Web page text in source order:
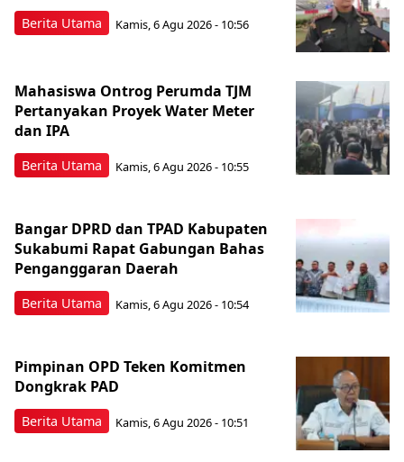
Berita Utama Kamis, 6 Agu 2026 - 10:56
Berita Utama
Mahasiswa Ontrog Perumda TJM
Pertanyakan Proyek Water Meter
dan IPA
Kamis, 6 Agu 2026 - 10:55
Berita Utama
Bangar DPRD dan TPAD Kabupaten
Sukabumi Rapat Gabungan Bahas
Penganggaran Daerah
Kamis, 6 Agu 2026 - 10:54
Berita Utama
Pimpinan OPD Teken Komitmen
Dongkrak PAD
Kamis, 6 Agu 2026 - 10:51